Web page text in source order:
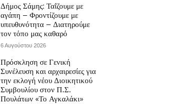
Δήμος Σάμης: Ταΐζουμε με
αγάπη – Φροντίζουμε με
υπευθυνότητα – Διατηρούμε
τον τόπο μας καθαρό
6 Αυγούστου 2026
Πρόσκληση σε Γενική
Συνέλευση και αρχαιρεσίες για
την εκλογή νέου Διοικητικού
Συμβουλίου στον Π.Σ.
Πουλάτων «Το Αγκαλάκι»